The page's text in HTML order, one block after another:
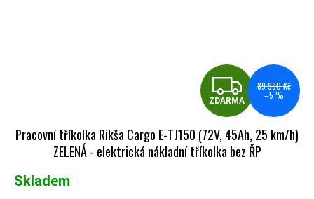
ZDARMA
89 990 Kč
–5 %
Pracovní tříkolka Rikša Cargo E-TJ150 (72V, 45Ah, 25 km/h)
ZELENÁ - elektrická nákladní tříkolka bez ŘP
Skladem